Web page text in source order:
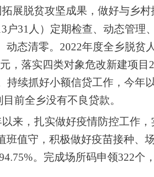
展脱贫攻坚成果，做好与乡
户31人）定期检查、动态管理
态清零。 2022年度全乡脱贫
，落实四类对象危改新建项
持续抓好小额信贷工作，今年
前全乡没有不良贷款。
来，扎实做好疫情防控工作
值守，积极做好疫苗接种、
。完成场所码申领322个